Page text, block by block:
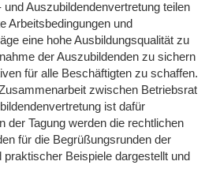
Auszubildendenvertretung teilen
Arbeitsbedingungen und
eine hohe Ausbildungsqualität zu
der Auszubildenden zu sichern
für alle Beschäftigten zu schaffen.
zwischen Betriebsrat
ist dafür
der Tagung werden die rechtlichen
für die Begrüßungsrunden der
praktischer Beispiele dargestellt und